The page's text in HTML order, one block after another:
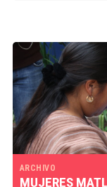
ARCHIVO
MUJERES